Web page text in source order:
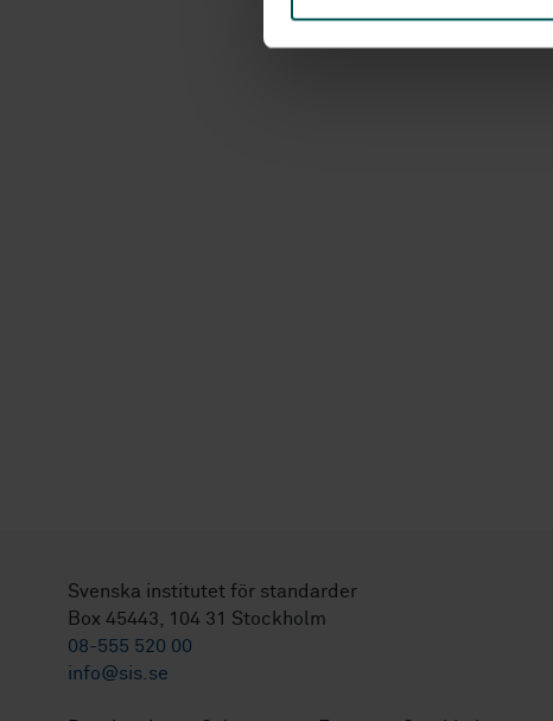
s
Svenska institutet för standarder
Box 45443, 104 31 Stockholm
08-555 520 00
info@sis.se